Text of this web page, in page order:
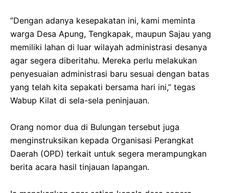
‎​”Dengan adanya kesepakatan ini, kami meminta
warga Desa Apung, Tengkapak, maupun Sajau yang
memiliki lahan di luar wilayah administrasi desanya
agar segera diberitahu. Mereka perlu melakukan
penyesuaian administrasi baru sesuai dengan batas
yang telah kita sepakati bersama hari ini,” tegas
Wabup Kilat di sela-sela peninjauan.
‎​Orang nomor dua di Bulungan tersebut juga
menginstruksikan kepada Organisasi Perangkat
Daerah (OPD) terkait untuk segera merampungkan
berita acara hasil tinjauan lapangan.